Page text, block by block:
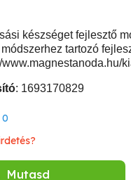
készséget fejlesztő
tartozó
: 1693170829
0
Mutasd